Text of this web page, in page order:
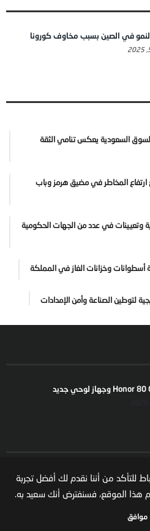
في الصين بسبب مخاوف كورونا
السعودية يعكس تنامي الثقة
المخاطر في مضيق هرمز وباب
وتعيينات في عدد من الجهات الحكومية
أسطوانات وخزانات الغاز في المملكة
لتوطين الصناعة وأمن الإمدادات
الاجانب في السوق السعودية
بالاقتصاد السعودي
للتأكد من أننا نقدم لك أفضل تجربة
هذا الموقع، فسنفترض أنك سعيد به.
موافق